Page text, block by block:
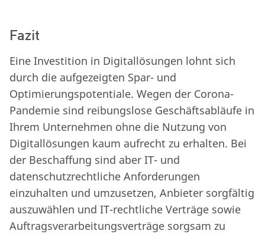
Fazit
Eine Investition in Digitallösungen lohnt sich
durch die aufgezeigten Spar- und
Optimierungspotentiale. Wegen der Corona-
Pandemie sind reibungslose Geschäftsabläufe in
Ihrem Unternehmen ohne die Nutzung von
Digitallösungen kaum aufrecht zu erhalten. Bei
der Beschaffung sind aber IT- und
datenschutzrechtliche Anforderungen
einzuhalten und umzusetzen, Anbieter sorgfältig
auszuwählen und IT-rechtliche Verträge sowie
Auftragsverarbeitungsverträge sorgsam zu